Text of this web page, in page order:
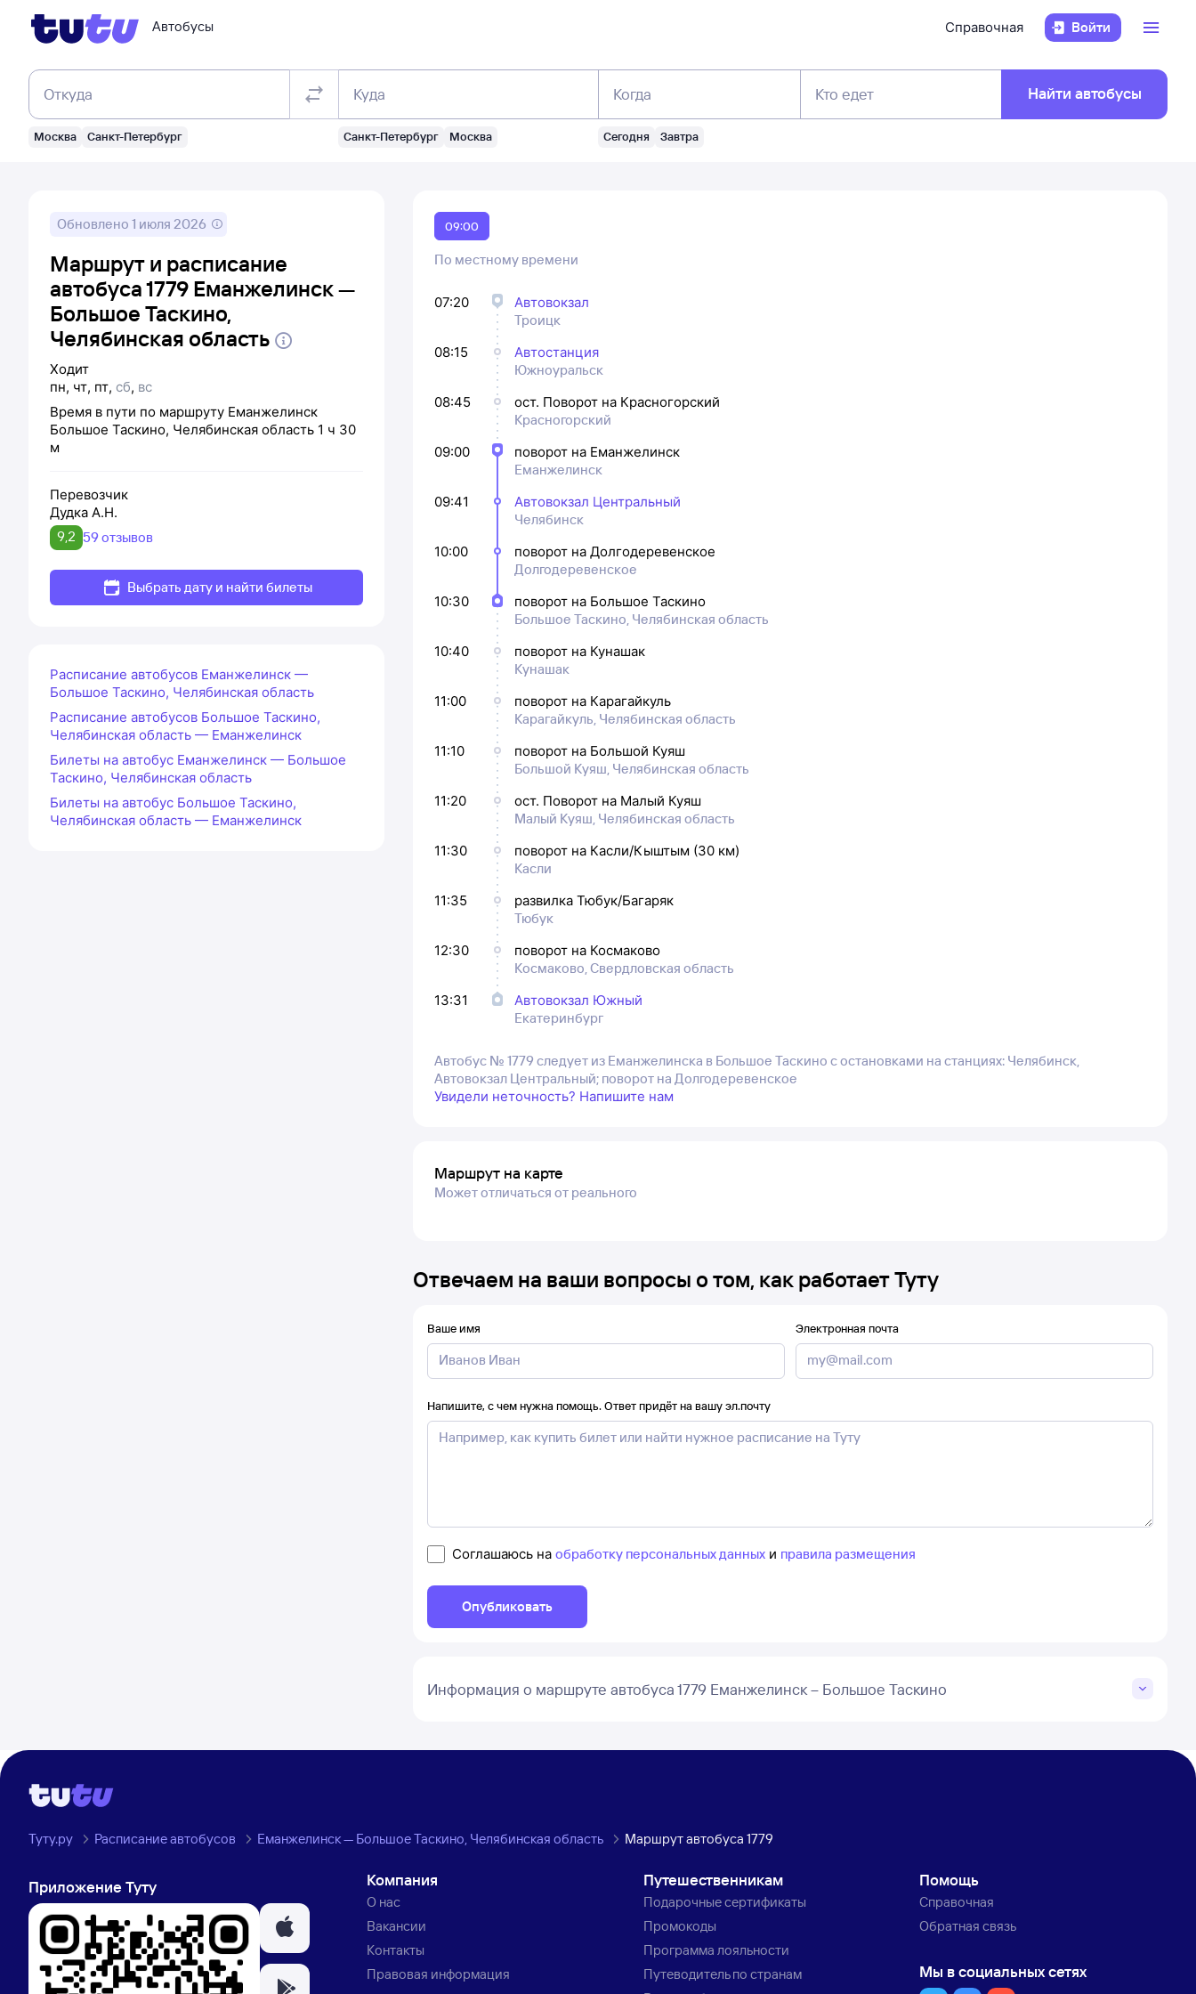
Автобусы Справочная Войти
Откуда
Москва Санкт-Петербург
Куда
Санкт-Петербург Москва
Когда
Сегодня Завтра
Кто едет Найти автобусы
Обновлено 1 июля 2026
Маршрут и расписание
автобуса 1779 Еманжелинск —
Большое Таскино,
Челябинская область
Ходит
пн, чт, пт, сб, вс
Время в пути по маршруту Еманжелинск
Большое Таскино, Челябинская область 1 ч 30
м
Перевозчик
Дудка А.Н.
9,2 59 отзывов
Выбрать дату и найти билеты
09:00
По местному времени
07:20
Автовокзал
Троицк
08:15
Автостанция
Южноуральск
08:45
ост. Поворот на Красногорский
Красногорский
09:00
поворот на Еманжелинск
Еманжелинск
09:41
Автовокзал Центральный
Челябинск
10:00
поворот на Долгодеревенское
Долгодеревенское
10:30
поворот на Большое Таскино
Большое Таскино, Челябинская область
10:40
поворот на Кунашак
Кунашак
11:00
поворот на Карагайкуль
Карагайкуль, Челябинская область
11:10
поворот на Большой Куяш
Большой Куяш, Челябинская область
11:20
ост. Поворот на Малый Куяш
Малый Куяш, Челябинская область
11:30
поворот на Касли/Кыштым (30 км)
Касли
11:35
развилка Тюбук/Багаряк
Тюбук
12:30
поворот на Космаково
Космаково, Свердловская область
13:31
Автовокзал Южный
Екатеринбург
Автобус № 1779 следует из Еманжелинска в Большое Таскино с остановками на станциях: Челябинск,
Автовокзал Центральный; поворот на Долгодеревенское
Увидели неточность? Напишите нам
Маршрут на карте
Может отличаться от реального
Отвечаем на ваши вопросы о том, как работает Туту
Ваше имя Электронная почта
Напишите, с чем нужна помощь. Ответ придёт на вашу эл.почту
Соглашаюсь на обработку персональных данных и правила размещения
Опубликовать
Информация о маршруте автобуса 1779 Еманжелинск – Большое Таскино
Расписание автобусов Еманжелинск —
Большое Таскино, Челябинская область
Расписание автобусов Большое Таскино,
Челябинская область — Еманжелинск
Билеты на автобус Еманжелинск — Большое
Таскино, Челябинская область
Билеты на автобус Большое Таскино,
Челябинская область — Еманжелинск
Туту.ру Расписание автобусов Еманжелинск — Большое Таскино, Челябинская область Маршрут автобуса 1779
Приложение Туту Компания
О нас
Вакансии
Контакты
Правовая информация
Путешественникам
Подарочные сертификаты
Промокоды
Программа лояльности
Путеводитель по странам
Помощь
Справочная
Обратная связь
Мы в социальных сетях